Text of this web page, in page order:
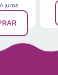
juros